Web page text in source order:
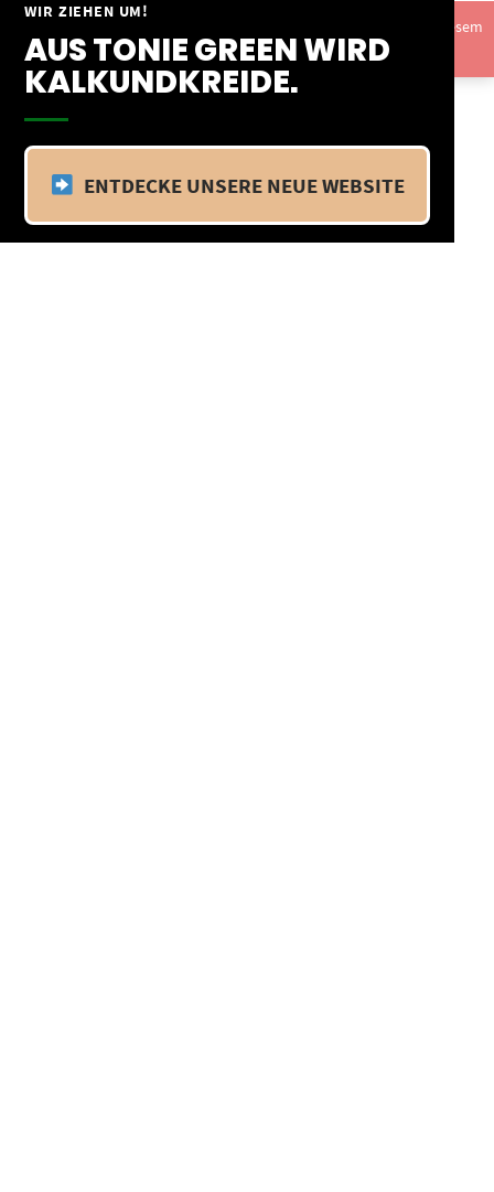
WIR ZIEHEN UM!
AUS TONIE GREEN WIRD
KALKUNDKREIDE.
ENTDECKE UNSERE NEUE WEBSITE
Springe
Inhalt
Vom 09.04.25 - 20.04.25 befinden wir uns im Betriebsurlaub. In diesem
Zeitraum findet kein Versand statt.Ausblenden